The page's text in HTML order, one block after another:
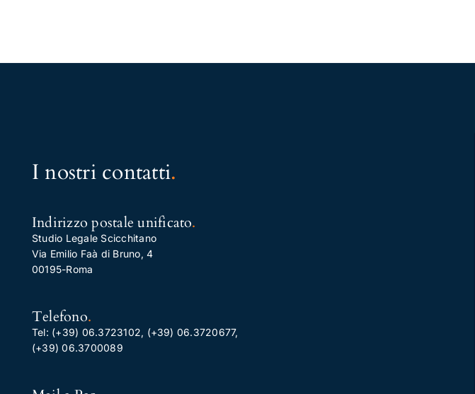
I nostri contatti.
Indirizzo postale unificato.
Studio Legale Scicchitano
Via Emilio Faà di Bruno, 4
00195-Roma
Telefono.
Tel: (+39) 06.3723102, (+39) 06.3720677,
(+39) 06.3700089